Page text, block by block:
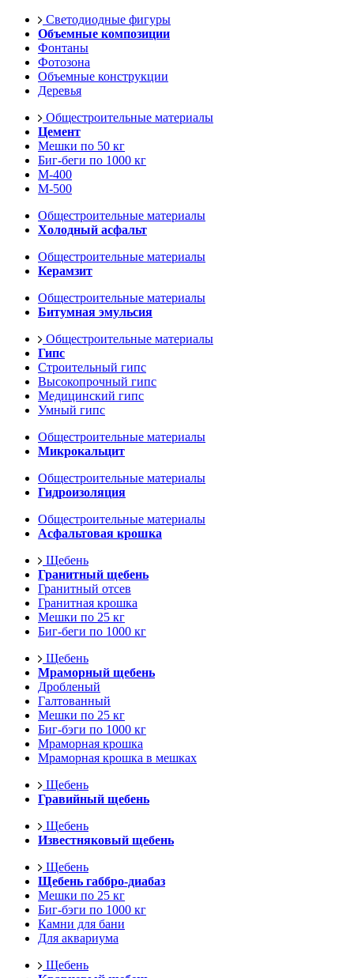
Светодиодные фигуры
Объемные композиции
Фонтаны
Фотозона
Объемные конструкции
Деревья
Общестроительные материалы
Цемент
Мешки по 50 кг
Биг-беги по 1000 кг
М-400
М-500
Общестроительные материалы
Холодный асфальт
Общестроительные материалы
Керамзит
Общестроительные материалы
Битумная эмульсия
Общестроительные материалы
Гипс
Строительный гипс
Высокопрочный гипс
Медицинский гипс
Умный гипс
Общестроительные материалы
Микрокальцит
Общестроительные материалы
Гидроизоляция
Общестроительные материалы
Асфальтовая крошка
Щебень
Гранитный щебень
Гранитный отсев
Гранитная крошка
Мешки по 25 кг
Биг-беги по 1000 кг
Щебень
Мраморный щебень
Дробленый
Галтованный
Мешки по 25 кг
Биг-бэги по 1000 кг
Мраморная крошка
Мраморная крошка в мешках
Щебень
Гравийный щебень
Щебень
Известняковый щебень
Щебень
Щебень габбро-диабаз
Мешки по 25 кг
Биг-бэги по 1000 кг
Камни для бани
Для аквариума
Щебень